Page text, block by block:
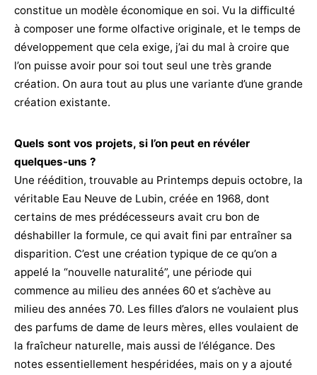
constitue un modèle économique en soi. Vu la difficulté
à composer une forme olfactive originale, et le temps de
développement que cela exige, j’ai du mal à croire que
l’on puisse avoir pour soi tout seul une très grande
création. On aura tout au plus une variante d’une grande
création existante.
Quels sont vos projets, si l’on peut en révéler
quelques-uns ?
Une réédition, trouvable au Printemps depuis octobre, la
véritable Eau Neuve de Lubin, créée en 1968, dont
certains de mes prédécesseurs avait cru bon de
déshabiller la formule, ce qui avait fini par entraîner sa
disparition. C’est une création typique de ce qu’on a
appelé la “nouvelle naturalité”, une période qui
commence au milieu des années 60 et s’achève au
milieu des années 70. Les filles d’alors ne voulaient plus
des parfums de dame de leurs mères, elles voulaient de
la fraîcheur naturelle, mais aussi de l’élégance. Des
notes essentiellement hespéridées, mais on y a ajouté